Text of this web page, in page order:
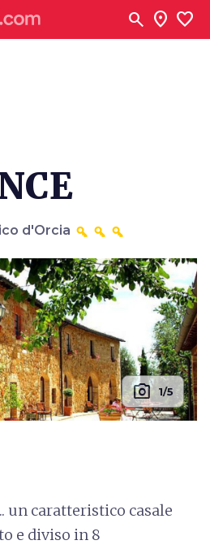
search location_on favorite
d'Orcia
photo_camera 1/5
un caratteristico casale
e diviso in 8